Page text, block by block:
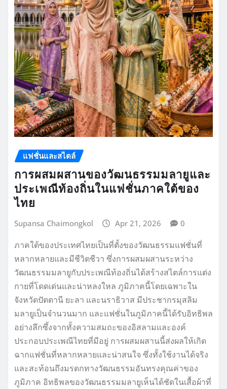
แฟชั่นและสไตล์
การผสมผสานของวัฒนธรรมมลายูและ
ประเพณีท้องถิ่นในแฟชั่นภาคใต้ของ
ไทย
Supansa Chaimongkol Apr 21, 2026 0
ภาคใต้ของประเทศไทยเป็นที่ตั้งของวัฒนธรรมแฟชั่นที่
หลากหลายและมีชีวิตชีวา ซึ่งการผสมผสานระหว่าง
วัฒนธรรมมลายูกับประเพณีท้องถิ่นได้สร้างสไตล์การแต่ง
กายที่โดดเด่นและน่าหลงใหล ภูมิภาคนี้โดยเฉพาะใน
จังหวัดปัตตานี ยะลา และนราธิวาส มีประชากรมุสลิม
มลายูเป็นจำนวนมาก และแฟชั่นในภูมิภาคนี้ได้รับอิทธิพล
อย่างลึกซึ้งจากทั้งความสมถะของอิสลามและองค์
ประกอบประเพณีไทยที่มีอยู่ การผสมผสานนี้ส่งผลให้เกิด
ฉากแฟชั่นที่หลากหลายและน่าสนใจ ซึ่งทั้งใช้งานได้จริง
และสะท้อนถึงมรดกทางวัฒนธรรมอันทรงคุณค่าของ
ภูมิภาค อิทธิพลของวัฒนธรรมมลายูเห็นได้ชัดในเสื้อผ้าที่